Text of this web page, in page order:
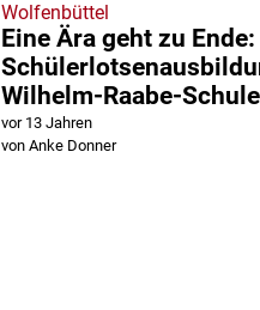
Wolfenbüttel
Eine Ära geht zu Ende:
Wilhelm-Raabe-
vor 13 Jahren
von Anke Donner